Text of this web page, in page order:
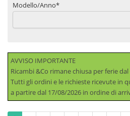
Modello/Anno*
AVVISO IMPORTANTE
Ricambi &Co rimane chiusa per ferie
Tutti gli ordini e le richieste ricevute in
a partire dal 17/08/2026 in ordine di